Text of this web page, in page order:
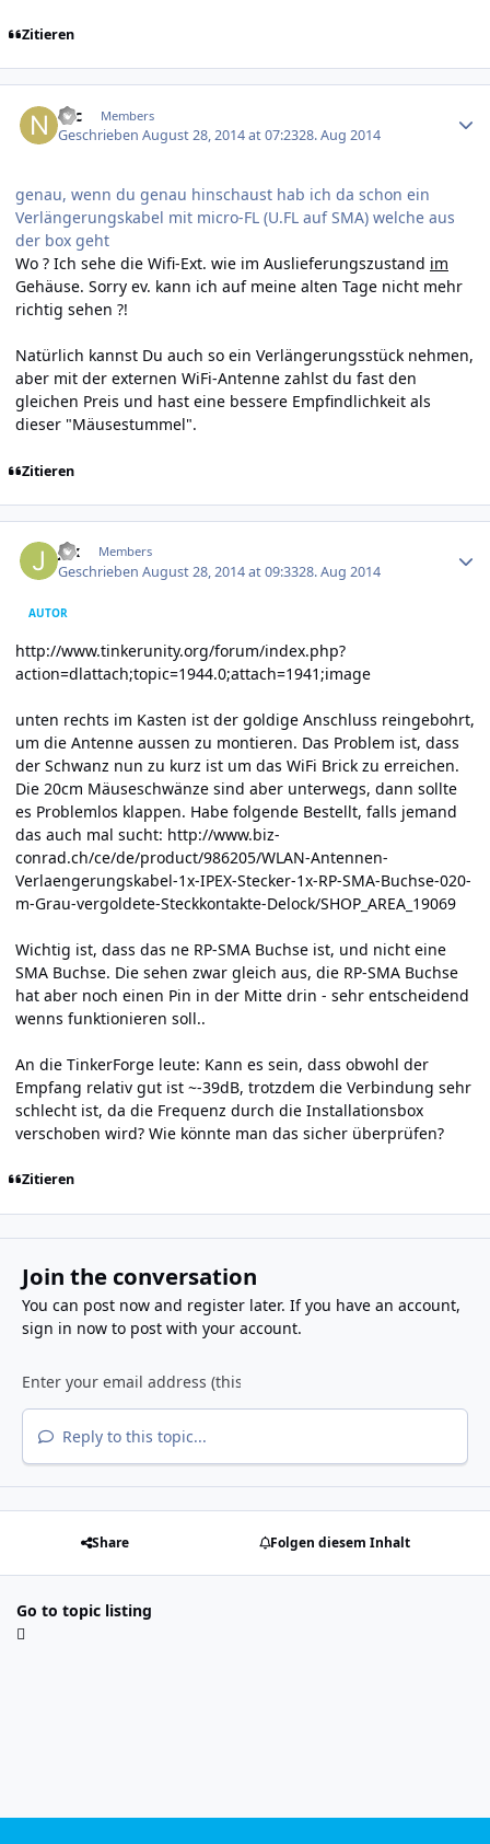
Zitieren
Nic Members
GeschriebenAugust 28, 2014 at 07:2328. Aug 2014
genau, wenn du genau hinschaust hab ich da schon ein
Verlängerungskabel mit micro-FL (U.FL auf SMA) welche aus
der box geht
Wo ? Ich sehe die Wifi-Ext. wie im Auslieferungszustand im
Gehäuse. Sorry ev. kann ich auf meine alten Tage nicht mehr
richtig sehen ?!
Natürlich kannst Du auch so ein Verlängerungsstück nehmen,
aber mit der externen WiFi-Antenne zahlst du fast den
gleichen Preis und hast eine bessere Empfindlichkeit als
dieser "Mäusestummel".
Zitieren
jax Members
GeschriebenAugust 28, 2014 at 09:3328. Aug 2014
AUTOR
http://www.tinkerunity.org/forum/index.php?
action=dlattach;topic=1944.0;attach=1941;image
unten rechts im Kasten ist der goldige Anschluss reingebohrt,
um die Antenne aussen zu montieren. Das Problem ist, dass
der Schwanz nun zu kurz ist um das WiFi Brick zu erreichen.
Die 20cm Mäuseschwänze sind aber unterwegs, dann sollte
es Problemlos klappen. Habe folgende Bestellt, falls jemand
das auch mal sucht: http://www.biz-
conrad.ch/ce/de/product/986205/WLAN-Antennen-
Verlaengerungskabel-1x-IPEX-Stecker-1x-RP-SMA-Buchse-020-
m-Grau-vergoldete-Steckkontakte-Delock/SHOP_AREA_19069
Wichtig ist, dass das ne RP-SMA Buchse ist, und nicht eine
SMA Buchse. Die sehen zwar gleich aus, die RP-SMA Buchse
hat aber noch einen Pin in der Mitte drin - sehr entscheidend
wenns funktionieren soll..
An die TinkerForge leute: Kann es sein, dass obwohl der
Empfang relativ gut ist ~-39dB, trotzdem die Verbindung sehr
schlecht ist, da die Frequenz durch die Installationsbox
verschoben wird? Wie könnte man das sicher überprüfen?
Zitieren
Join the conversation
You can post now and register later. If you have an account,
sign in nowto post with your account.
Reply to this topic...
Share Folgen diesem Inhalt
Go to topic listing